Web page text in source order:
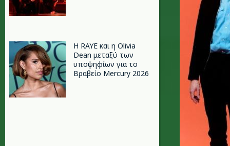
Η RAYE και η Olivia
Dean μεταξύ των
υποψηφίων για το
Βραβείο Mercury 2026